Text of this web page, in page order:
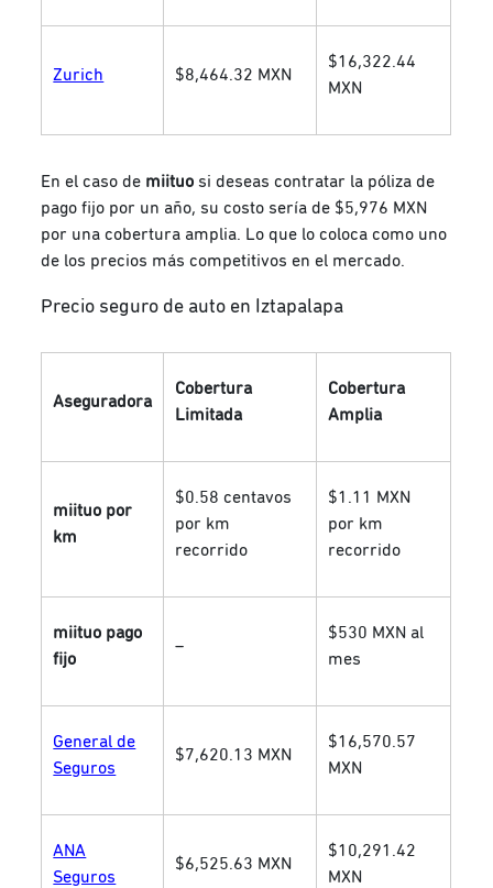
Zurich $8,464.32 MXN
$16,322.44
MXN
En el caso de miituo si deseas contratar la póliza de
pago fijo por un año, su costo sería de $5,976 MXN
por una cobertura amplia. Lo que lo coloca como uno
de los precios más competitivos en el mercado.
Precio seguro de auto en Iztapalapa
Aseguradora
Cobertura
Limitada
Cobertura
Amplia
miituo por
km
$0.58 centavos
por km
recorrido
$1.11 MXN
por km
recorrido
miituo pago
fijo
–
$530 MXN al
mes
General de
Seguros
$7,620.13 MXN
$16,570.57
MXN
ANA
Seguros
$6,525.63 MXN
$10,291.42
MXN